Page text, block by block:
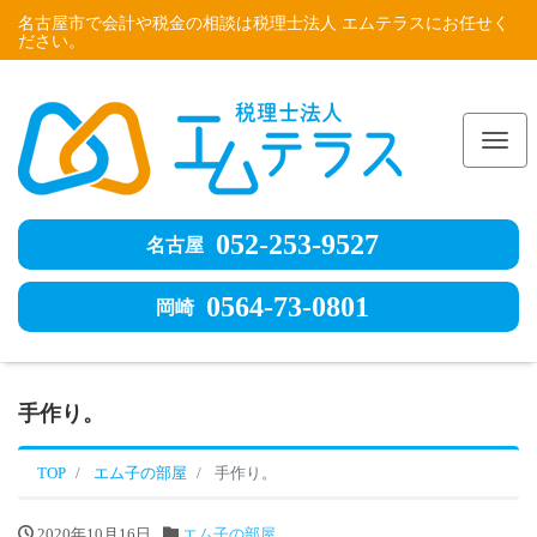
名古屋市で会計や税金の相談は税理士法人 エムテラスにお任せく
ださい。
名古屋 052-253-9527
岡崎 0564-73-0801
手作り。
TOP エム子の部屋 手作り。